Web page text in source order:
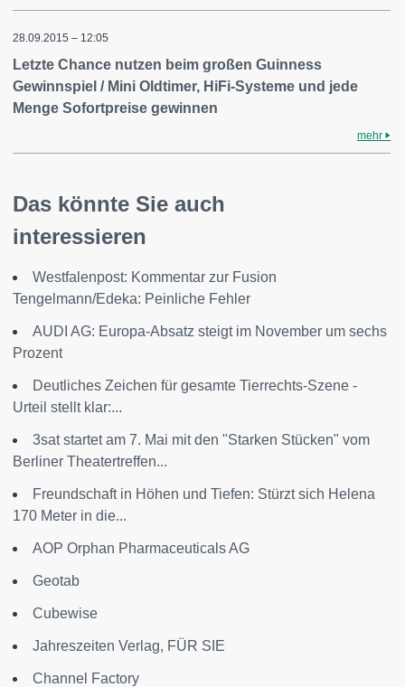
28.09.2015 – 12:05
Letzte Chance nutzen beim großen Guinness
Gewinnspiel / Mini Oldtimer, HiFi-Systeme und jede
Menge Sofortpreise gewinnen
mehr
Das könnte Sie auch
interessieren
Westfalenpost: Kommentar zur Fusion
Tengelmann/Edeka: Peinliche Fehler
AUDI AG: Europa-Absatz steigt im November um sechs
Prozent
Deutliches Zeichen für gesamte Tierrechts-Szene -
Urteil stellt klar:...
3sat startet am 7. Mai mit den "Starken Stücken" vom
Berliner Theatertreffen...
Freundschaft in Höhen und Tiefen: Stürzt sich Helena
170 Meter in die...
AOP Orphan Pharmaceuticals AG
Geotab
Cubewise
Jahreszeiten Verlag, FÜR SIE
Channel Factory